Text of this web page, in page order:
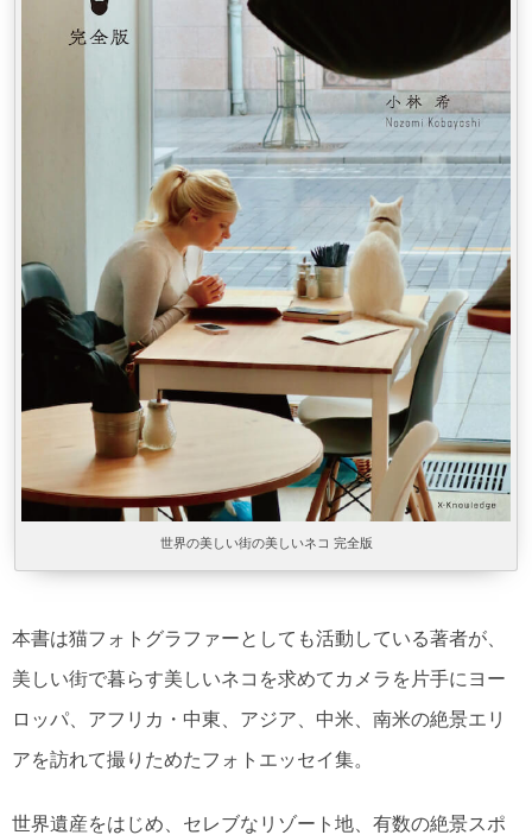
世界の美しい街の美しいネコ 完全版
本書は猫フォトグラファーとしても活動している著者が、
美しい街で暮らす美しいネコを求めてカメラを片手にヨー
ロッパ、アフリカ・中東、アジア、中米、南米の絶景エリ
アを訪れて撮りためたフォトエッセイ集。
世界遺産をはじめ、セレブなリゾート地、有数の絶景スポ